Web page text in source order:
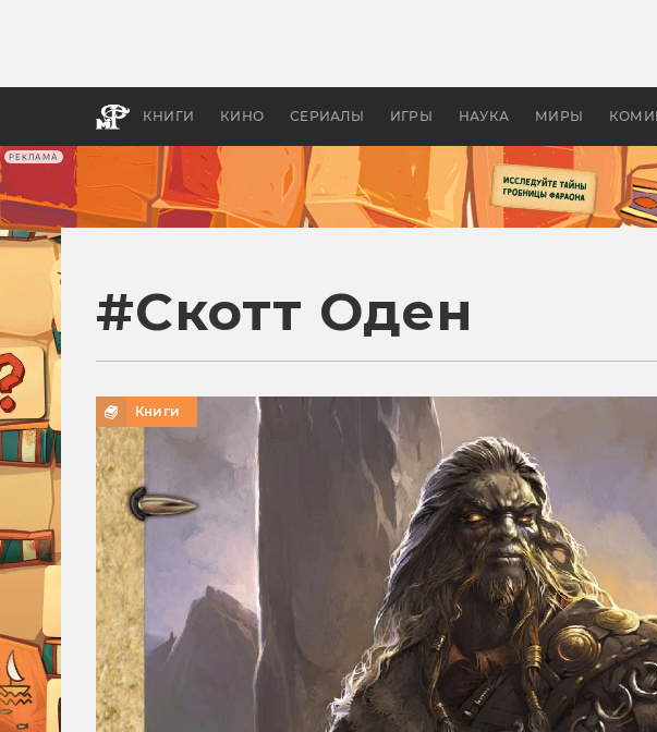
РЕКЛАМА
КНИГИ КИНО СЕРИАЛЫ ИГРЫ НАУКА МИРЫ
апокалипсис, в России —
#Скотт Оден
Книги